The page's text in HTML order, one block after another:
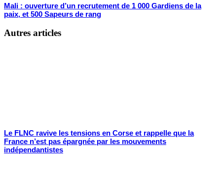
Mali : ouverture d’un recrutement de 1 000 Gardiens de la
paix, et 500 Sapeurs de rang
Autres articles
Le FLNC ravive les tensions en Corse et rappelle que la
France n’est pas épargnée par les mouvements
indépendantistes